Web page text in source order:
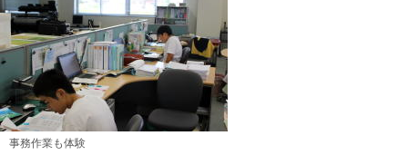
事務作業も体験